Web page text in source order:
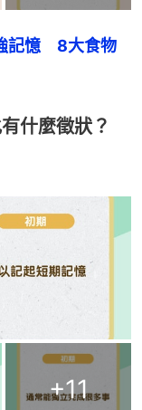
記憶　8大食物
什麼徵狀？
+11